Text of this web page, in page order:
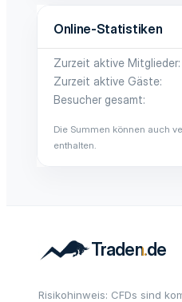
Online-Statistiken
Zurzeit aktive Mitglieder
Zurzeit aktive Gäste
Besucher gesamt
Die Summen können auch
enthalten.
Risikohinweis: CFDs sind